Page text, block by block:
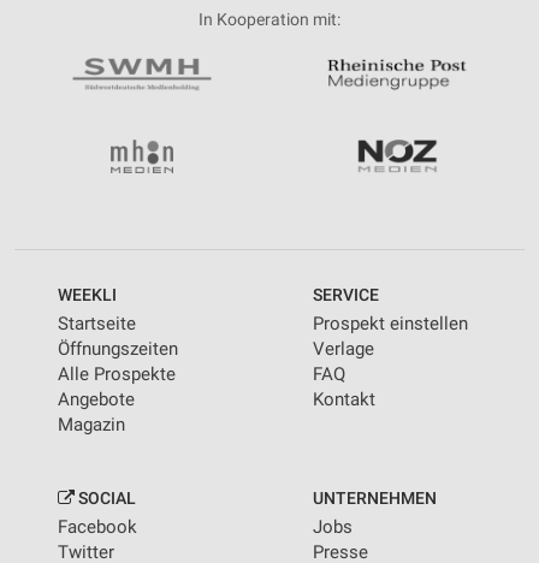
In Kooperation mit:
WEEKLI
Startseite
Öffnungszeiten
Alle Prospekte
Angebote
Magazin
SERVICE
Prospekt einstellen
Verlage
FAQ
Kontakt
SOCIAL
Facebook
Twitter
UNTERNEHMEN
Jobs
Presse